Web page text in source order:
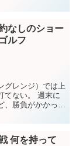
なしのショー
ルフ
グレンジ）では上
てない。 週末に
、勝負がかかって
何を持って